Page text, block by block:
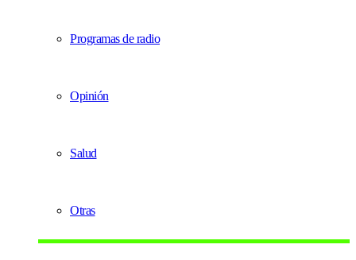
Programas de radio
Opinión
Salud
Otras